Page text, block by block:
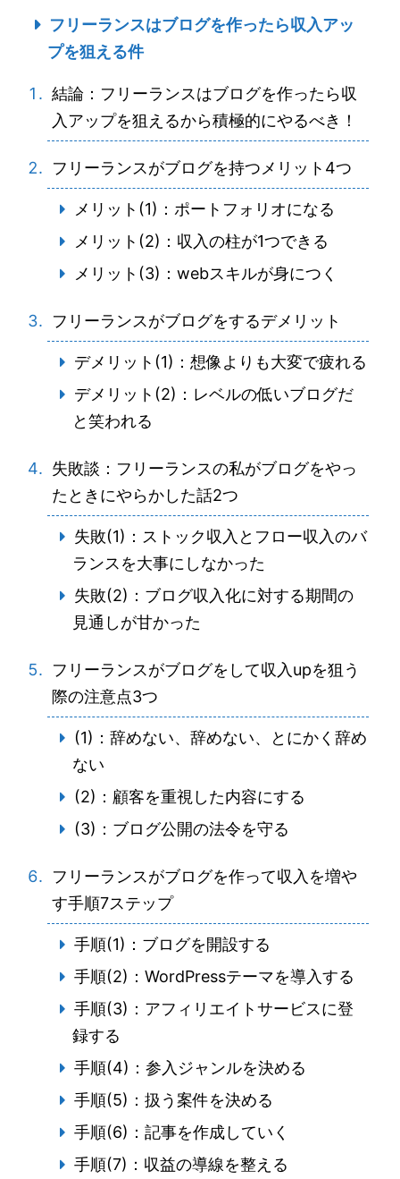
フリーランスはブログを作ったら収入アッ
プを狙える件
結論：フリーランスはブログを作ったら収
入アップを狙えるから積極的にやるべき！
フリーランスがブログを持つメリット4つ
メリット(1)：ポートフォリオになる
メリット(2)：収入の柱が1つできる
メリット(3)：webスキルが身につく
フリーランスがブログをするデメリット
デメリット(1)：想像よりも大変で疲れる
デメリット(2)：レベルの低いブログだ
と笑われる
失敗談：フリーランスの私がブログをやっ
たときにやらかした話2つ
失敗(1)：ストック収入とフロー収入のバ
ランスを大事にしなかった
失敗(2)：ブログ収入化に対する期間の
見通しが甘かった
フリーランスがブログをして収入upを狙う
際の注意点3つ
(1)：辞めない、辞めない、とにかく辞め
ない
(2)：顧客を重視した内容にする
(3)：ブログ公開の法令を守る
フリーランスがブログを作って収入を増や
す手順7ステップ
手順(1)：ブログを開設する
手順(2)：WordPressテーマを導入する
手順(3)：アフィリエイトサービスに登
録する
手順(4)：参入ジャンルを決める
手順(5)：扱う案件を決める
手順(6)：記事を作成していく
手順(7)：収益の導線を整える